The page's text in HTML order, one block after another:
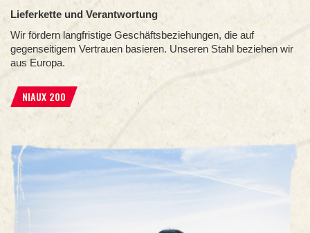
Lieferkette und Verantwortung
Wir fördern langfristige Geschäftsbeziehungen, die auf
gegenseitigem Vertrauen basieren. Unseren Stahl beziehen wir
aus Europa.
NIAUX 200